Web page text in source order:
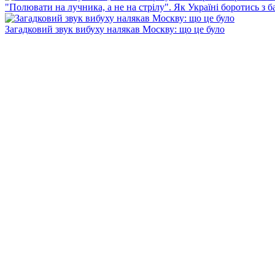
"Полювати на лучника, а не на стрілу". Як Україні боротись з
Загадковий звук вибуху налякав Москву: що це було